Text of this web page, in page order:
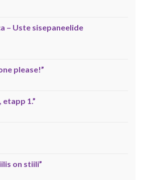
– Uste sisepaneelide
please!”
etapp 1.”
on stiili”